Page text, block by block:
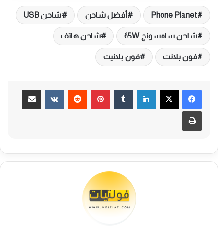
Phone Planet أفضل شاحن شاحن USB
شاحن سامسونج 65W شاحن هاتف
فون بلانت فون بلانيت
لينكدإن
‏Tumblr بينتيريست
‏Reddit
‏VKontakte مشاركة عبر البريد
طباعة